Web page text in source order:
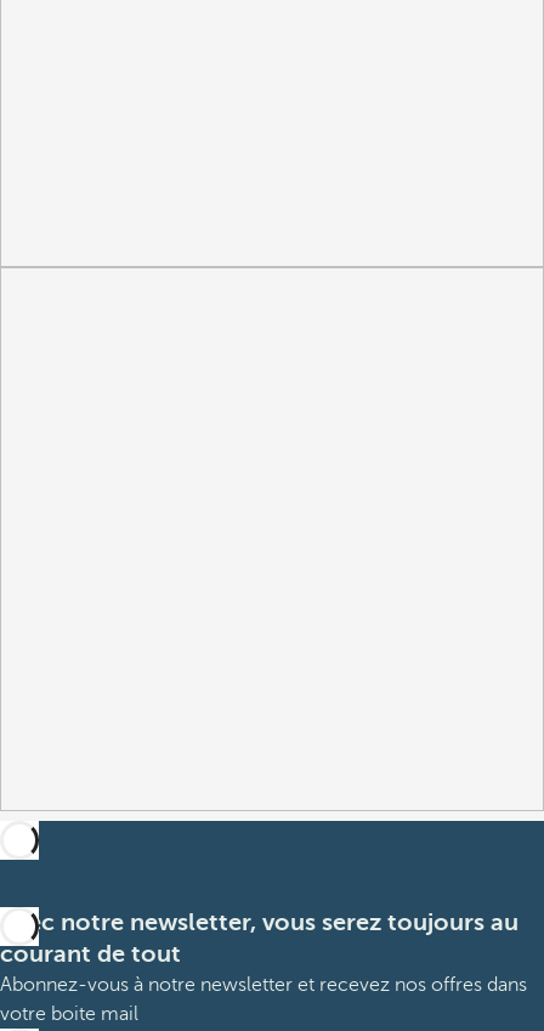
Avec notre newsletter, vous serez toujours au
courant de tout
Abonnez-vous à notre newsletter et recevez nos offres dans
votre boite mail